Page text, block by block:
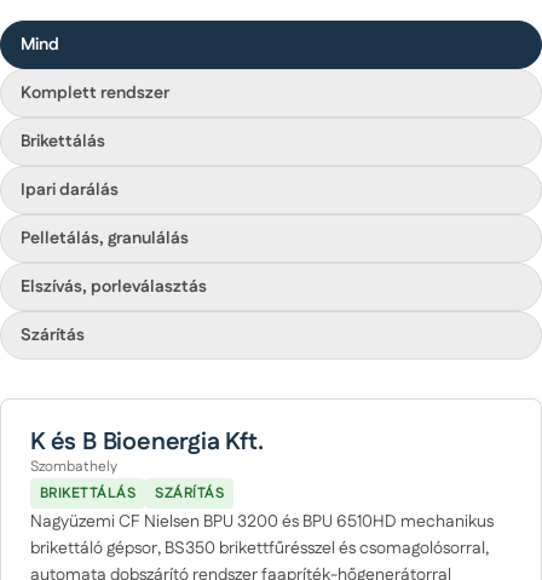
Szűrés technológia szerint
Mind
Komplett rendszer
Brikettálás
Ipari darálás
Pelletálás, granulálás
Elszívás, porleválasztás
Szárítás
K és B Bioenergia Kft.
Szombathely
BRIKETTÁLÁS
SZÁRÍTÁS
Nagyüzemi CF Nielsen BPU 3200 és BPU 6510HD mechanikus
brikettáló gépsor, BS350 brikettfűrésszel és csomagolósorral,
automata dobszárító rendszer faapríték-hőgenerátorral